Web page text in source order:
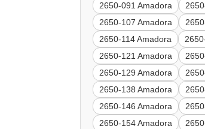
2650-091 Amadora
2650-107 Amadora
2650-114 Amadora
2650-121 Amadora
2650-129 Amadora
2650-138 Amadora
2650-146 Amadora
2650-154 Amadora